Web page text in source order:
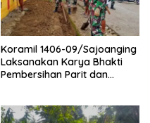
Koramil 1406-09/Sajoanging
Laksanakan Karya Bhakti
Pembersihan Parit dan